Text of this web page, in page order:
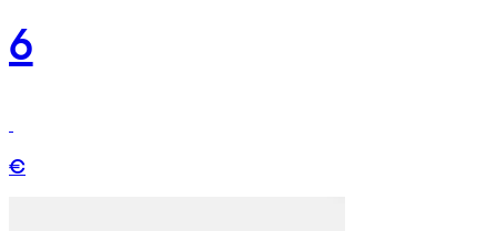
6
€